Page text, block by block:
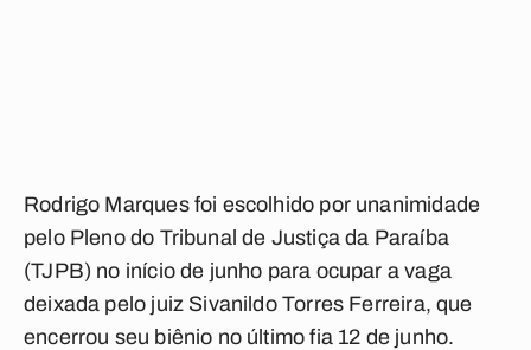
Rodrigo Marques foi escolhido por unanimidade
pelo Pleno do Tribunal de Justiça da Paraíba
(TJPB) no início de junho para ocupar a vaga
deixada pelo juiz Sivanildo Torres Ferreira, que
encerrou seu biênio no último fia 12 de junho.